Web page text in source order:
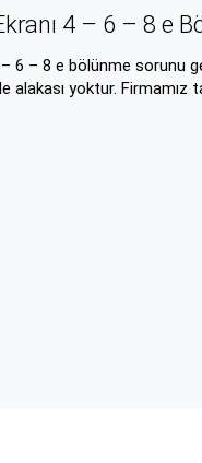
4 – 6 – 8 e
6 – 8 e bölünme sorunu
alakası yoktur. Firmamız